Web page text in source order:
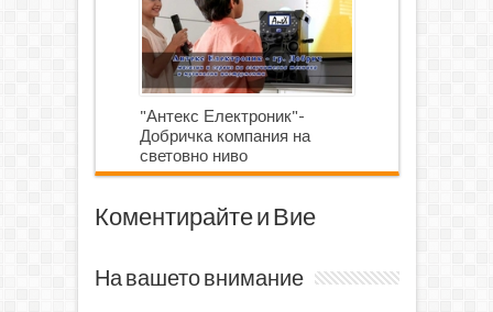
"Антекс Електроник"-
Добричка компания на
световно ниво
Коментирайте и Вие
На вашето внимание